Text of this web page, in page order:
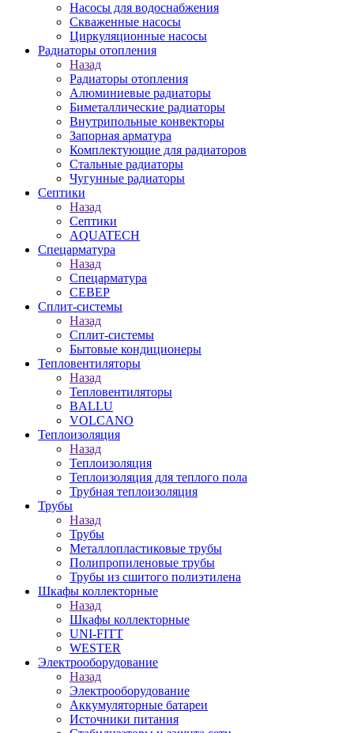
Насосы для водоснабжения
Скваженные насосы
Циркуляционные насосы
Радиаторы отопления
Назад
Радиаторы отопления
Алюминиевые радиаторы
Биметаллические радиаторы
Внутрипольные конвекторы
Запорная арматура
Комплектующие для радиаторов
Стальные радиаторы
Чугунные радиаторы
Септики
Назад
Септики
AQUATECH
Спецарматура
Назад
Спецарматура
СЕВЕР
Сплит-системы
Назад
Сплит-системы
Бытовые кондиционеры
Тепловентиляторы
Назад
Тепловентиляторы
BALLU
VOLCANO
Теплоизоляция
Назад
Теплоизоляция
Теплоизоляция для теплого пола
Трубная теплоизоляция
Трубы
Назад
Трубы
Металлопластиковые трубы
Полипропиленовые трубы
Трубы из сшитого полиэтилена
Шкафы коллекторные
Назад
Шкафы коллекторные
UNI-FITT
WESTER
Электрооборудование
Назад
Электрооборудование
Аккумуляторные батареи
Источники питания